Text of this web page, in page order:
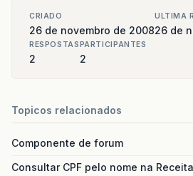
CRIADO
26 de novembro de 2008
ULTIMA
26 de
RESPOSTAS
2
PARTICIPANTES
2
Topicos relacionados
Componente de forum
Consultar CPF pelo nome na